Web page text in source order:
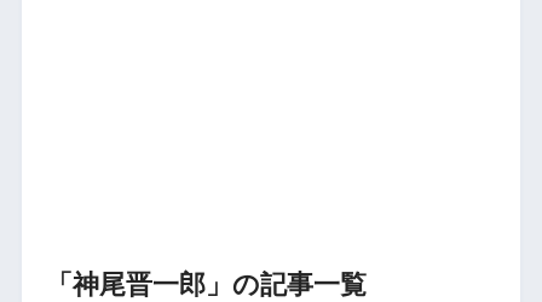
「神尾晋一郎」の記事一覧